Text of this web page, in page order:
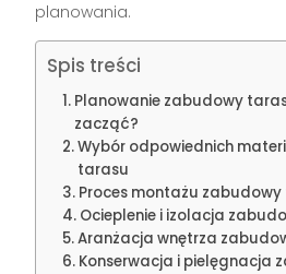
planowania.
Spis treści
Planowanie zabudowy
zacząć?
Wybór odpowiednich
tarasu
Proces montażu
Ocieplenie i izolacja
Aranżacja wnętrza
Konserwacja i pielęgnacja